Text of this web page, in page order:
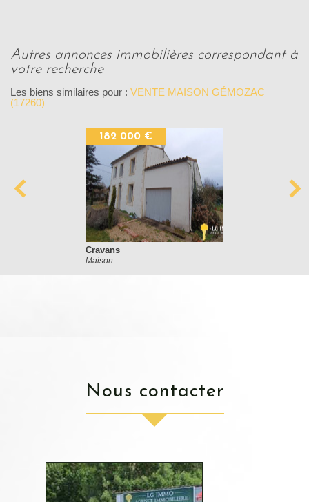
autres annonces immobilières correspondant à
votre recherche
Les biens similaires pour : VENTE MAISON GÉMOZAC
(17260)
182 000 €
Cravans
Maison
nous contacter